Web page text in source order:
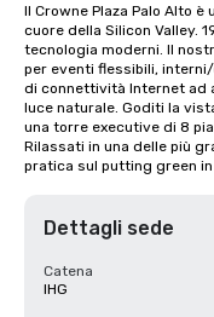
Il Crowne Plaza Palo Alto
cuore della Silicon Valley.
tecnologia moderni. Il
per eventi flessibili,
di connettività Internet ad
luce naturale. Goditi la
una torre executive di 8
Rilassati in una delle più
pratica sul putting green in
Dettagli sede
Catena
IHG